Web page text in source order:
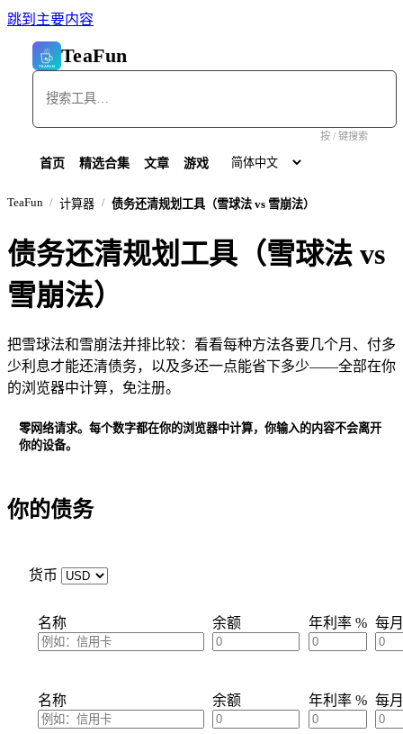
跳到主要内容
TeaFun
按 / 键搜索
首页 精选合集 文章 游戏
TeaFun 计算器 债务还清规划工具（雪球法 vs 雪崩法）
债务还清规划工具（雪球法 vs
雪崩法）
把雪球法和雪崩法并排比较：看看每种方法各要几个月、付多
少利息才能还清债务，以及多还一点能省下多少——全部在你
的浏览器中计算，免注册。
零网络请求。每个数字都在你的浏览器中计算，你输入的内容不会离开
你的设备。
你的债务
货币
名称 余额 年利率 % 每
名称 余额 年利率 % 每